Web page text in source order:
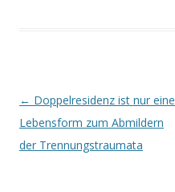
Beitrags-
Navigation
← Doppelresidenz ist nur eine
Lebensform zum Abmildern
der Trennungstraumata